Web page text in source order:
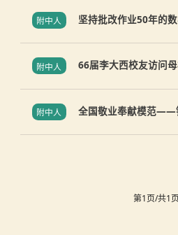
附中人 坚持批改作业50年的
附中人 66届李大西校友访问
附中人 全国敬业奉献模范——
第1页/共1